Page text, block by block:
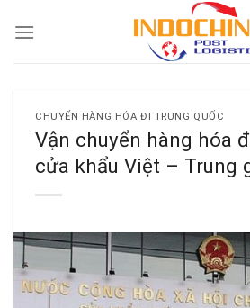
CHUYỂN HÀNG HÓA ĐI TRUNG QUỐC
Vận chuyển hàng hóa
cửa khẩu Việt – Trung